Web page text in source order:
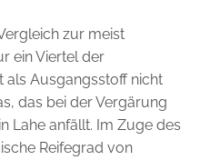
zur meist
ein Viertel der
als Ausgangsstoff nicht
das bei der Vergärung
Lahe anfällt. Im Zuge des
Reifegrad von